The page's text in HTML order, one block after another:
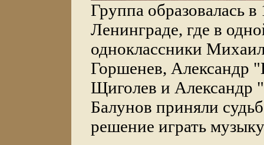
Группа образовалась в
Ленинграде, где в
одноклассники
Горшенев, Александр
Щиголев и Александр
Балунов приняли
решение играть